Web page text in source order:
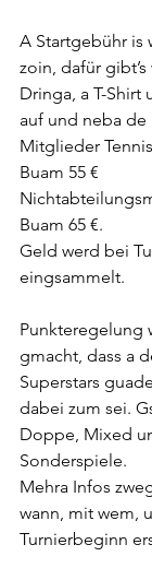
A Startgebühr is
zoin, dafür gibt’s
Dringa, a T-Shirt
auf und neba de
Mitglieder
Buam 55 €
Buam 65 €.
Geld werd bei
eingsammelt.
Punkteregelung
gmacht, dass a
Superstars
dabei zum sei.
Doppe, Mixed
Sonderspiele.
Mehra Infos
wann, mit wem,
Turnierbeginn